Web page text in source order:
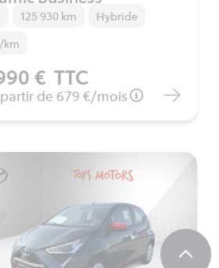
125 930 km
Hybride
km
€ TTC
de 679 €/mois